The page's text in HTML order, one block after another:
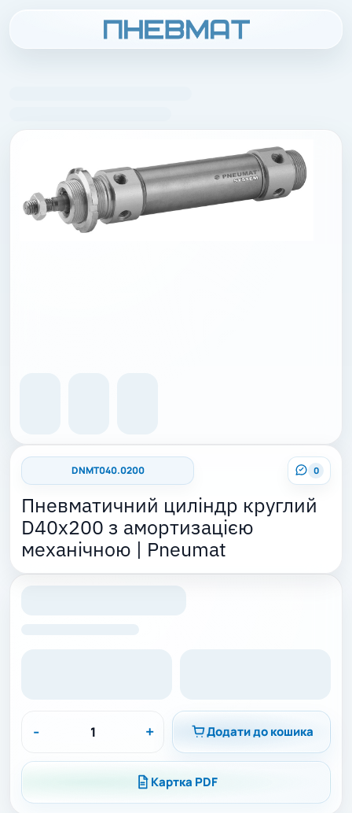
0
DNMT040.0200
Пневматичний циліндр круглий
D40x200 з амортизацією
механічною | Pneumat
- + Додати до кошика
Картка PDF